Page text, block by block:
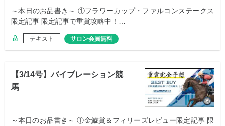
～本日のお品書き～ ①フラワーカップ・ファルコンステークス
限定記事 限定記事で重賞攻略中！…
テキスト サロン会員無料
【3/14号】バイブレーション競
馬
～本日のお品書き～ ①金鯱賞＆フィリーズレビュー限定記事 限